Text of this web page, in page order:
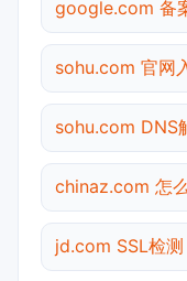
sohu.com 官网
sohu.com DNS
chinaz.com 怎
jd.com SSL检测